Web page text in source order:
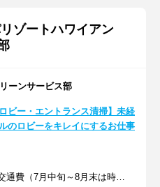
ゾートハワイアン
ーンサービス部
ロビー・エントランス清掃】未経
のロビーをキレイにするお仕事
時給1035円＋交通費（7月中旬～8月末は時給1100円）